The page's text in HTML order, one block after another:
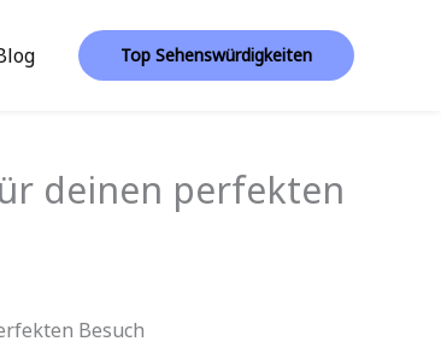
Top Sehenswürdigkeiten
deinen perfekten
Besuch